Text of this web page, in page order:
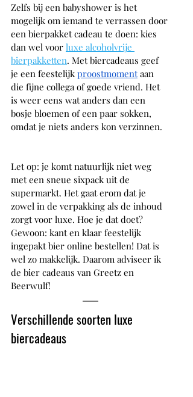
Zelfs bij een babyshower is het
mogelijk om iemand te verrassen door
een bierpakket cadeau te doen: kies
dan wel voor luxe alcoholvrije
bierpakketten. Met biercadeaus geef
je een feestelijk proostmoment aan
die fijne collega of goede vriend. Het
is weer eens wat anders dan een
bosje bloemen of een paar sokken,
omdat je niets anders kon verzinnen.
Let op: je komt natuurlijk niet weg
met een sneue sixpack uit de
supermarkt. Het gaat erom dat je
zowel in de verpakking als de inhoud
zorgt voor luxe. Hoe je dat doet?
Gewoon: kant en klaar feestelijk
ingepakt bier online bestellen! Dat is
wel zo makkelijk. Daarom adviseer ik
de bier cadeaus van Greetz en
Beerwulf!
Verschillende soorten luxe
biercadeaus